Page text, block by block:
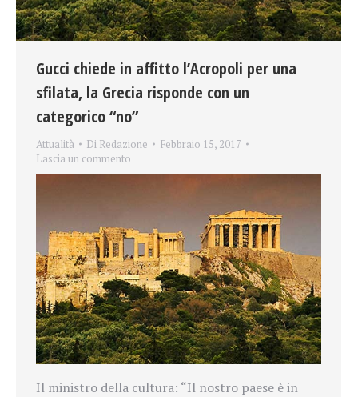
Gucci chiede in affitto l’Acropoli per una
sfilata, la Grecia risponde con un
categorico “no”
Attualità Di Redazione
Febbraio 15, 2017
Lascia un commento
Il ministro della cultura: “Il nostro paese è in